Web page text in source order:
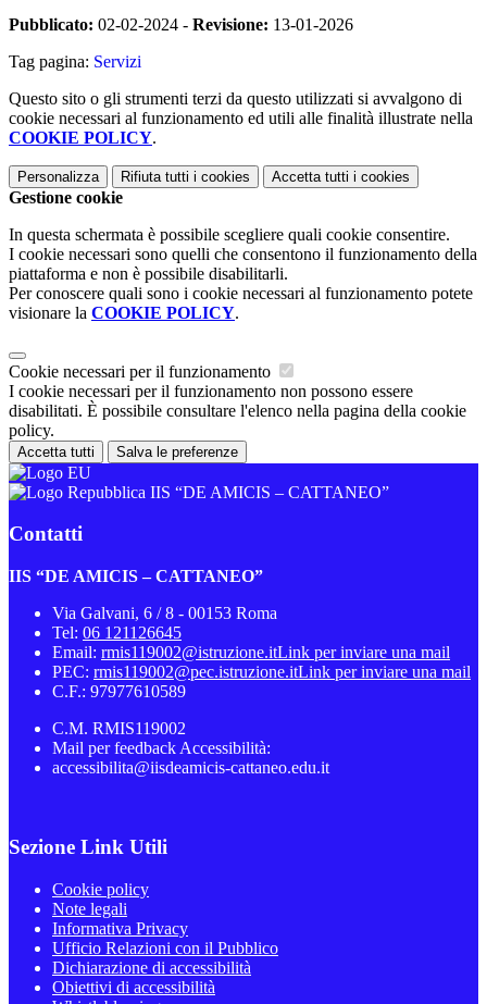
Pubblicato: 02-02-2024 - Revisione: 13-01-2026
Tag pagina: Servizi
Questo sito o gli strumenti terzi da questo utilizzati si avvalgono di
cookie necessari al funzionamento ed utili alle finalità illustrate nella
COOKIE POLICY.
Personalizza Rifiuta tutti i cookies Accetta tutti i cookies
Gestione cookie
In questa schermata è possibile scegliere quali cookie consentire.
I cookie necessari sono quelli che consentono il funzionamento della
piattaforma e non è possibile disabilitarli.
Per conoscere quali sono i cookie necessari al funzionamento potete
visionare la COOKIE POLICY.
Cookie necessari per il funzionamento
I cookie necessari per il funzionamento non possono essere
disabilitati. È possibile consultare l'elenco nella pagina della cookie
policy.
Accetta tutti Salva le preferenze
IIS “DE AMICIS – CATTANEO”
Contatti
IIS “DE AMICIS – CATTANEO”
Via Galvani, 6 / 8 - 00153 Roma
Tel: 06 121126645
Email: rmis119002@istruzione.itLink per inviare una mail
PEC: rmis119002@pec.istruzione.itLink per inviare una mail
C.F.: 97977610589
C.M. RMIS119002
Mail per feedback Accessibilità:
accessibilita@iisdeamicis-cattaneo.edu.it
Sezione Link Utili
Cookie policy
Note legali
Informativa Privacy
Ufficio Relazioni con il Pubblico
Dichiarazione di accessibilità
Obiettivi di accessibilità